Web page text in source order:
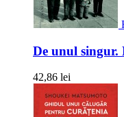
De unul
42,86 lei